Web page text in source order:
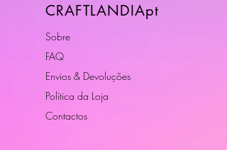
CRAFTLANDIApt
Sobre
FAQ
Envios & Devoluções
Política da Loja
Contactos